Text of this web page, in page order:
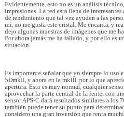
Evidentemente, esto no es un análisis
impresiones. La red está llena de
de rendimiento que tal vez ayuden a las
mi, no me gusta este cristal. Me encanta, y
dejo algunas muestras de imágenes que me
Por ahora jamás me ha fallado, y por ello es
situación.
Es importante señalar que yo siempre lo uso
5DmkII, y ahora en la mkIII, por lo que
apertura. Esto es muy normal, cualquier
aprovechar la parte central de la lente, con
sensor APS-C dará resultados similares a los
también puede tener su punto para
considero una gran inversión que renta